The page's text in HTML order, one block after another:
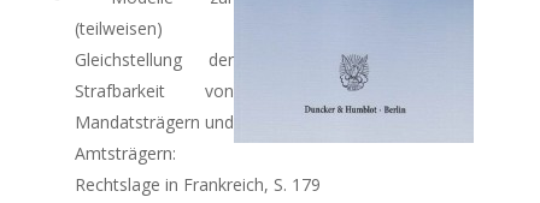
(teilweisen)
Gleichstellung der
Strafbarkeit von
Mandatsträgern und
Amtsträgern:
Rechtslage in Frankreich, S. 179